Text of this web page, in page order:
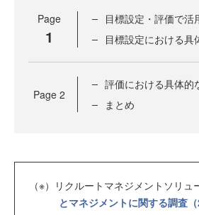
Page
1
目標設定・評価で活
目標設定における具
Page 2
評価における具体的
まとめ
（※）リクルートマネジメントソリュ
とマネジメントに関する調査（